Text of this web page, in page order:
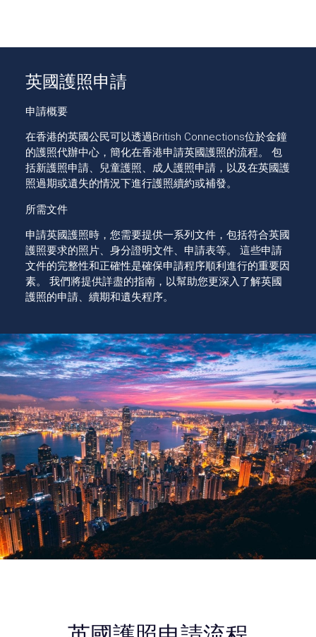
英國護照申請
申請概要
在香港的英國公民可以透過British Connections位於金鐘
的護照代辦中心，簡化在香港申請英國護照的流程。 包
括新護照申請、兒童護照、成人護照申請，以及在英國護
照過期或遺失的情況下進行護照續約或補發。
所需文件
申請英國護照時，您需要提供一系列文件，包括符合英國
護照要求的照片、身分證明文件、申請表等。 這些申請
文件的完整性和正確性是確保申請程序順利進行的重要因
素。 我們將提供詳盡的指南，以幫助您更深入了解英國
護照的申請、續期和遺失程序。